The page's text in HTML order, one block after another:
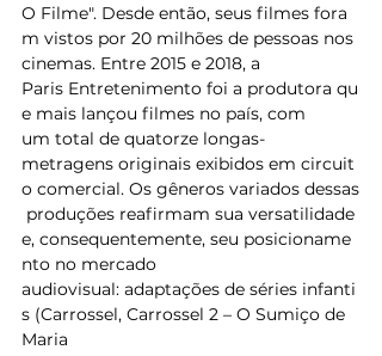
O Filme". Desde então, seus filmes fora
m vistos por 20 milhões de pessoas nos
cinemas. Entre 2015 e 2018, a
Paris Entretenimento foi a produtora qu
e mais lançou filmes no país, com
um total de quatorze longas-
metragens originais exibidos em circuit
o comercial. Os gêneros variados dessas
produções reafirmam sua versatilidade
e, consequentemente, seu posicioname
nto no mercado
audiovisual: adaptações de séries infanti
s (Carrossel, Carrossel 2 – O Sumiço de
Maria